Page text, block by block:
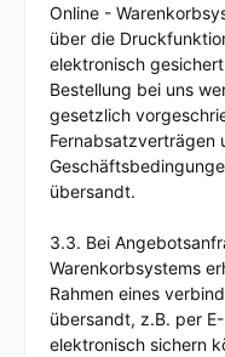
Online -
über die
elektronisch
Bestellung bei uns
gesetzlich
Fernabsatzverträgen
übersandt.
3.3. Bei
Warenkorbsystems
Rahmen eines
übersandt, z.B. per
elektronisch sichern